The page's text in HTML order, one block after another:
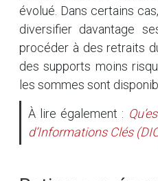
évolué. Dans certains
diversifier davantage
procéder à des retraits
des supports moins
les sommes sont
À lire également :
d’Informations Clés